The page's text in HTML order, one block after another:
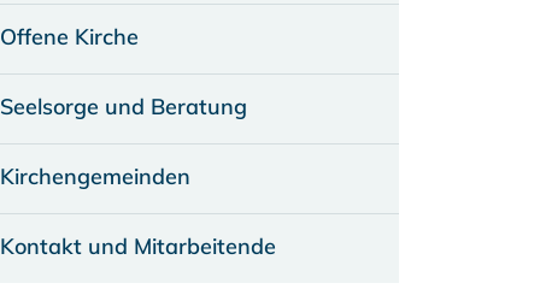
Offene Kirche
Seelsorge und Beratung
Kirchengemeinden
Kontakt und Mitarbeitende